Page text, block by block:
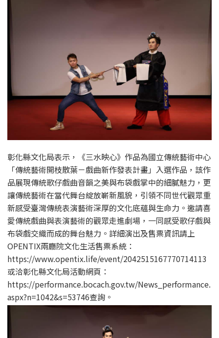
彰化縣文化局表示，《三水映心》作品為國立傳統藝術中心
「傳統藝術開枝散葉－戲曲新作發表計畫」入選作品，該作
品展現傳統歌仔戲曲音韻之美與布袋戲掌中的細膩魅力，更
讓傳統藝術在當代舞台綻放嶄新風貌，引領不同世代觀眾重
新感受臺灣傳統表演藝術深厚的文化底蘊與生命力。邀請喜
愛傳統戲曲與表演藝術的觀眾走進劇場，一同感受歌仔戲與
布袋戲交織而成的舞台魅力。詳細演出及售票資訊請上
OPENTIX兩廳院文化生活售票系統：
https://www.opentix.life/event/2042515167770714113
或洽彰化縣文化局活動網頁：
https://performance.bocach.gov.tw/News_performance.
aspx?n=1042&s=53746查詢。